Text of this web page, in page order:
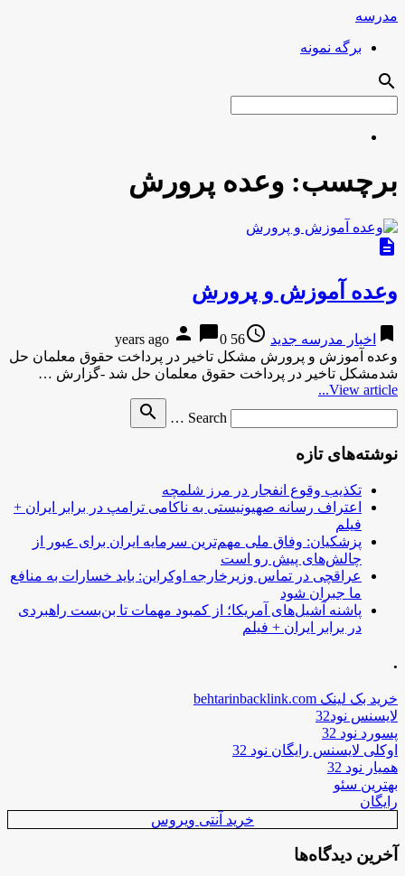
مدرسه
برگه نمونه
search
برچسب: وعده پرورش
description
وعده آموزش و پرورش
bookmark اخبار مدرسه جدید access_time
56 years ago
person chat_bubble0
وعده آموزش و پرورش مشکل تاخیر در پرداخت حقوق معلمان حل
شدمشکل تاخیر در پرداخت حقوق معلمان حل شد -گزارش …
View article...
Search …
search
نوشته‌های تازه
تکذیب وقوع انفجار در مرز شلمچه
اعتراف رسانه صهیونیستی به ناکامی ترامپ در برابر ایران +
فیلم
پزشکیان: وفاق ملی مهم‌ترین سرمایه ایران برای عبور از
چالش‌های پیش رو است
عراقچی در تماس وزیرخارجه اوکراین: باید خسارات به منافع
ما جبران شود
پاشنه آشیل‌های آمریکا؛ از کمبود مهمات تا بن‌بست راهبردی
در برابر ایران + فیلم
.
خرید بک لینک behtarinbacklink.com
لایسنس نود32
پسورد نود 32
اوکلی لایسنس رایگان نود 32
همیار نود 32
بهترین سئو
رایگان
خرید آنتی ویروس
آخرین دیدگاه‌ها